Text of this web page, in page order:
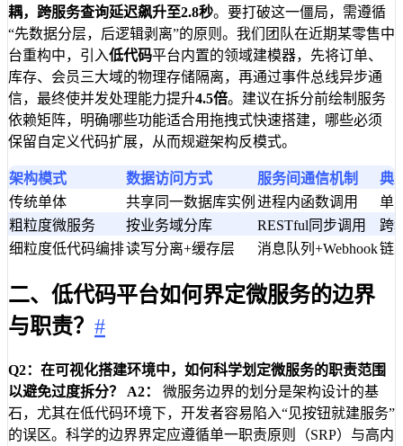
耦，跨服务查询延迟飙升至2.8秒。要打破这一僵局，需遵循
“先数据分层，后逻辑剥离”的原则。我们团队在近期某零售中
台重构中，引入低代码平台内置的领域建模器，先将订单、
库存、会员三大域的物理存储隔离，再通过事件总线异步通
信，最终使并发处理能力提升4.5倍。建议在拆分前绘制服务
依赖矩阵，明确哪些功能适合用拖拽式快速搭建，哪些必须
保留自定义代码扩展，从而规避架构反模式。
架构模式 数据访问方式 服务间通信机制
典
传统单体
共享同一数据库实例 进程内函数调用
单
粗粒度微服务
按业务域分库 RESTful同步调用
跨
细粒度低代码编排读写分离+缓存层 消息队列+Webhook链
二、低代码平台如何界定微服务的边界
与职责？ #
Q2：在可视化搭建环境中，如何科学划定微服务的职责范围
以避免过度拆分？
A2：
微服务边界的划分是架构设计的基
石，尤其在低代码环境下，开发者容易陷入“见按钮就建服务”
的误区。科学的边界界定应遵循单一职责原则（SRP）与高内